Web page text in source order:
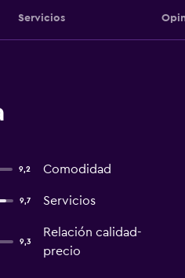
Servicios
9,2 Comodidad
9,7 Servicios
9,3
Relación calidad-
precio